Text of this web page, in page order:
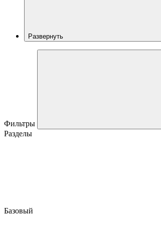
Развернуть
Фильтры
Разделы
Базовый